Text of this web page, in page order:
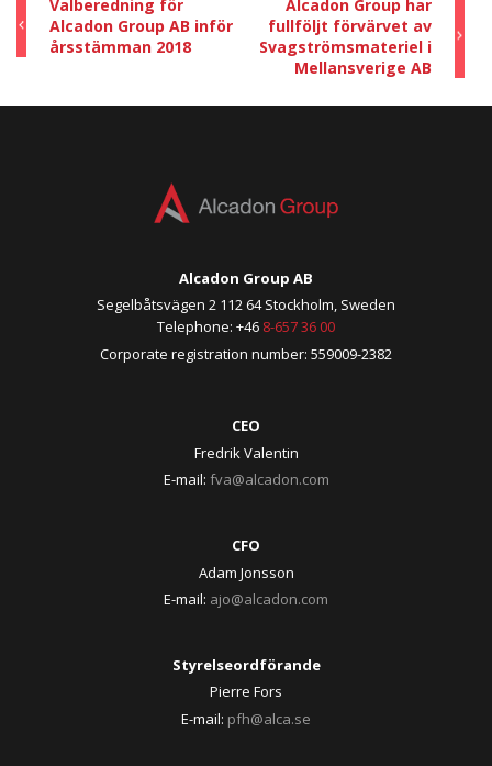
Valberedning för
Alcadon Group AB inför
årsstämman 2018
Alcadon Group har
fullföljt förvärvet av
Svagströmsmateriel i
Mellansverige AB
Alcadon Group AB
Segelbåtsvägen 2 112 64 Stockholm, Sweden
Telephone: +46 8-657 36 00
Corporate registration number: 559009-2382
CEO
Fredrik Valentin
E-mail: fva@alcadon.com
CFO
Adam Jonsson
E-mail: ajo@alcadon.com
Styrelseordförande
Pierre Fors
E-mail: pfh@alca.se